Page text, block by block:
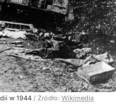
w 1944 / Źródło: Wikimedia